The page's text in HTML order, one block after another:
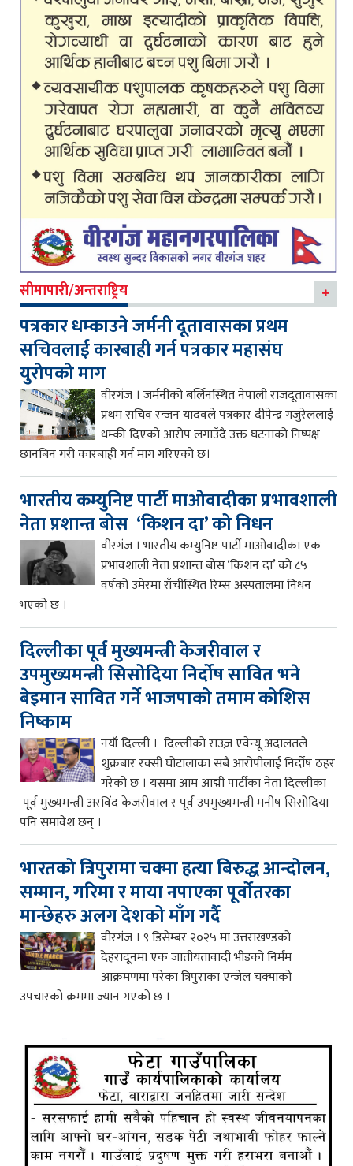
सीमापारी/अन्तराष्ट्रिय
पत्रकार धम्काउने जर्मनी दूतावासका प्रथम
सचिवलाई कारबाही गर्न पत्रकार महासंघ
युरोपको माग
वीरगंज । जर्मनीको बर्लिनस्थित नेपाली राजदूतावासका
प्रथम सचिव रन्जन यादवले पत्रकार दीपेन्द्र गजुरेललाई
धम्की दिएको आरोप लगाउँदै उक्त घटनाको निष्पक्ष
छानबिन गरी कारबाही गर्न माग गरिएको छ।
भारतीय कम्युनिष्ट पार्टी माओवादीका प्रभावशाली
नेता प्रशान्त बोस ‘किशन दा’ को निधन
वीरगंज । भारतीय कम्युनिष्ट पार्टी माओवादीका एक
प्रभावशाली नेता प्रशान्त बोस ‘किशन दा’ को ८५
वर्षको उमेरमा राँचीस्थित रिम्स अस्पतालमा निधन
भएको छ ।
दिल्लीका पूर्व मुख्यमन्त्री केजरीवाल र
उपमुख्यमन्त्री सिसोदिया निर्दोष सावित भने
बेइमान सावित गर्ने भाजपाको तमाम कोशिस
निष्काम
नयाँ दिल्ली । दिल्लीको राउज़ एवेन्यू अदालतले
शुक्रबार रक्सी घोटालाका सबै आरोपीलाई निर्दोष ठहर
गरेको छ । यसमा आम आद्मी पार्टीका नेता दिल्लीका
पूर्व मुख्यमन्त्री अरविंद केजरीवाल र पूर्व उपमुख्यमन्त्री मनीष सिसोदिया
पनि समावेश छन् ।
भारतको त्रिपुरामा चक्मा हत्या बिरुद्ध आन्दोलन,
सम्मान, गरिमा र माया नपाएका पूर्वोतरका
मान्छेहरु अलग देशको माँग गर्दै
वीरगंज । ९ डिसेम्बर २०२५ मा उत्तराखण्डको
देहरादूनमा एक जातीयतावादी भीडको निर्मम
आक्रमणमा परेका त्रिपुराका एन्जेल चक्माको
उपचारको क्रममा ज्यान गएको छ ।